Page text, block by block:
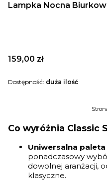
Lampka Nocna
Cena
159,00 zł
Dostępność: duża ilość
Co wyróżnia Classic
Uniwersalna
ponadczasowy
dowolnej aranżacji,
klasyczne.